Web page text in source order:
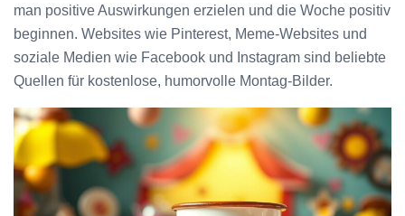
man positive Auswirkungen erzielen und die Woche positiv
beginnen. Websites wie Pinterest, Meme-Websites und
soziale Medien wie Facebook und Instagram sind beliebte
Quellen für kostenlose, humorvolle Montag-Bilder.